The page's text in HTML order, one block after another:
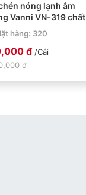
nóng lạnh âm
Vanni VN-319 chất
SUS 304 mạ
hàng: 320
đ/Cái
đ